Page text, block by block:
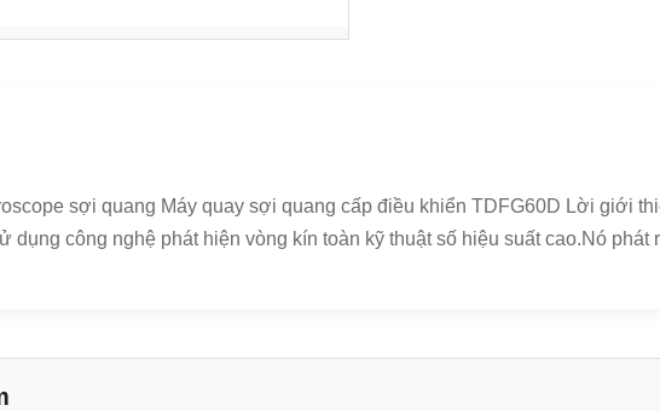
sợi quang Máy quay sợi quang cấp điều khiển TDFG60D Lời giới
công nghệ phát hiện vòng kín toàn kỹ thuật số hiệu suất cao.Nó phát